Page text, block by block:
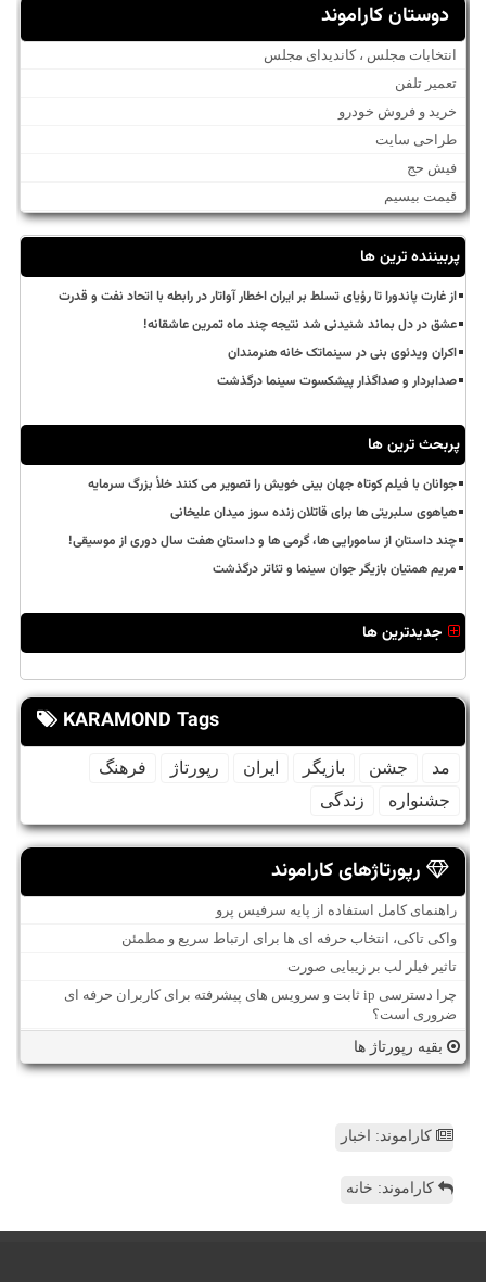
دوستان کاراموند
انتخابات مجلس ، کاندیدای مجلس
تعمیر تلفن
خرید و فروش خودرو
طراحی سایت
فیش حج
قیمت بیسیم
پربیننده ترین ها
از غارت پاندورا تا رؤیای تسلط بر ایران اخطار آواتار در رابطه با اتحاد نفت و قدرت
عشق در دل بماند شنیدنی شد نتیجه چند ماه تمرین عاشقانه!
اکران ویدئوی بنی در سینماتک خانه هنرمندان
صدابردار و صداگذار پیشکسوت سینما درگذشت
پربحث ترین ها
جوانان با فیلم کوتاه جهان بینی خویش را تصویر می کنند خلأ بزرگ سرمایه
هیاهوی سلبریتی ها برای قاتلان زنده سوز میدان علیخانی
چند داستان از سامورایی ها، گرمی ها و داستان هفت سال دوری از موسیقی!
مریم همتیان بازیگر جوان سینما و تئاتر درگذشت
جدیدترین ها
KARAMOND Tags
مد جشن بازیگر ایران رپورتاژ
فرهنگ
جشنواره
زندگی
رپورتاژهای کاراموند
راهنمای کامل استفاده از پایه سرفیس پرو
واکی تاکی، انتخاب حرفه ای ها برای ارتباط سریع و مطمئن
تاثیر فیلر لب بر زیبایی صورت
چرا دسترسی ip ثابت و سرویس های پیشرفته برای کاربران حرفه ای
ضروری است؟
بقیه رپورتاژ ها
کاراموند: اخبار
کاراموند: خانه